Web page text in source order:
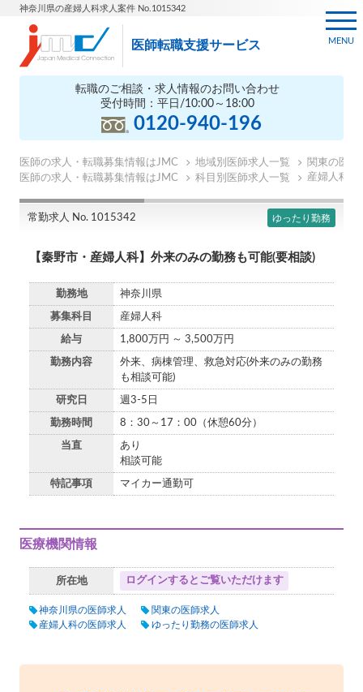
神奈川県の産婦人科求人案件 No.1015342
医師転職支援サービス
転職のご相談・求人情報のお問い合わせ
受付時間：平日/10:00～18:00
0120-940-196
MENU
医師の求人・転職募集情報はJMC 地域別医師求人一覧
関東の医師
医師の求人・転職募集情報はJMC
科目別医師求人一覧 産婦人科の
常勤求人 No. 1015342 ゆったり勤務
【秦野市・産婦人科】外来のみの勤務も可能(要相談)
勤務地 神奈川県
募集科目 産婦人科
給与 1,800万円 ～ 3,500万円
勤務内容
外来、病棟管理、救急対応(外来のみの勤務
も相談可能)
研究日 週3-5日
勤務時間 8：30～17：00（休憩60分）
当直
あり
相談可能
特記事項 マイカー通勤可
医療機関情報
所在地 ログインするとご覧いただけます
神奈川県の医師求人
関東の医師求人
産婦人科の医師求人
ゆったり勤務の医師求人